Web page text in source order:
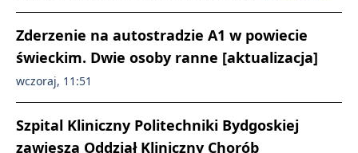
Zderzenie na autostradzie A1 w powiecie
świeckim. Dwie osoby ranne [aktualizacja]
wczoraj, 11:51
Szpital Kliniczny Politechniki Bydgoskiej
zawiesza Oddział Kliniczny Chorób